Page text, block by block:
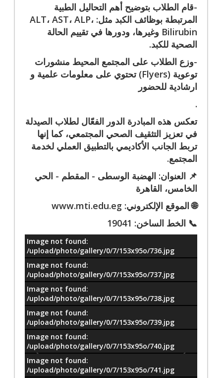
-قام الطلاب بتوضيح أهم التحاليل الطبية
المرتبطة بوظائف الكبد مثل: ALT، AST، ALP،
Bilirubin وغيرها، ودورها في تقييم الحالة
الصحية للكبد.
-وزع الطلاب على المجتمع المحيط منشورات
توعوية (Flyers) تحتوي على معلومات علمية و
ارشادية للحضور
.
تعكس هذه المبادرة الدور الفعّال لطلاب الصيدلة
في تعزيز التثقيف الصحي المجتمعي، كما إنها
تربط الجانب الأكاديمي بالتطبيق العملي لخدمة
المجتمع.
📌 العنوان: الهضبة الوسطى - المقطم - الحي
الخامس، القاهرة
🌐الموقع الإلكتروني: www.mti.edu.eg
📞 الخط الساخن: 19041
معلومات
Image not found:
/upload/photo/gallery/0/7/153x95o/736.jpg
Image not found:
/upload/photo/gallery/0/7/153x95o/737.jpg
Image not found:
/upload/photo/gallery/0/7/153x95o/738.jpg
Image not found:
/upload/photo/gallery/0/7/153x95o/739.jpg
Image not found:
/upload/photo/gallery/0/7/153x95o/740.jpg
Image not found:
/upload/photo/gallery/0/7/153x95o/741.jpg